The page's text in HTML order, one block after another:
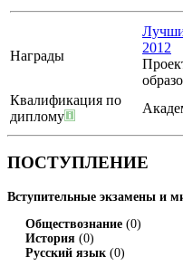
Награды
2012
Квалификация по
диплому
ПОСТУПЛЕНИЕ
Вступительные экзамены и
Обществознание (0)
История (0)
Русский язык (0)